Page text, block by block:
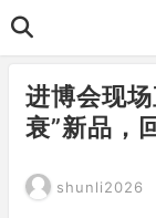
进博会现
衰”新品，
shunli2026